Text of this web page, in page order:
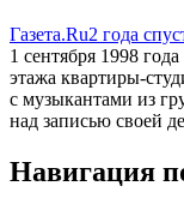
Газета.Ru2 года
1 сентября 1998
этажа квартиры-
с музыкантами из
над записью своей
Навигация